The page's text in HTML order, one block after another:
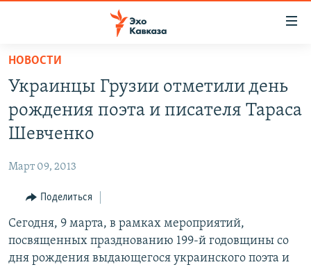
Вернуться
основному
содержанию
Вернутся
главной
навигации
Вернутся
поиску
ТБИЛИСИ
СУХУМИ
ВЕСЬ КАВКАЗ
СЕВЕРНЫЙ КАВКАЗ
АРМЕНИЯ
АЗЕРБАЙДЖАН
ТЕМЫ
ПОЛИТИКА
ЭКОНОМИКА
РУБРИКИ
НЕКРУГЛЫЙ СТОЛ
МУЛЬТИМЕДИА
НОВОСТИ
Украинцы Грузии отметили день
рождения поэта и писателя Тараса
Шевченко
Март 09, 2013
Поделиться
Сегодня, 9 марта, в рамках мероприятий,
посвященных празднованию 199-й годовщины со
дня рождения выдающегося украинского поэта и